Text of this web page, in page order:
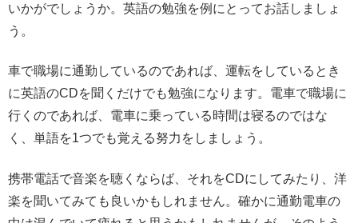
いかがでしょうか。英語の勉強を例にとってお話しましょ
う。
車で職場に通勤しているのであれば、運転をしているとき
に英語のCDを聞くだけでも勉強になります。電車で職場に
行くのであれば、電車に乗っている時間は寝るのではな
く、単語を1つでも覚える努力をしましょう。
携帯電話で音楽を聴くならば、それをCDにしてみたり、洋
楽を聞いてみても良いかもしれません。確かに通勤電車の